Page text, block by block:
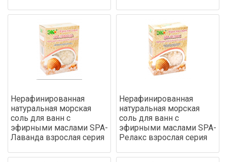
Нерафинированная
натуральная морская
соль для ванн с
эфирными маслами SPA-
Лаванда взрослая серия
Нерафинированная
натуральная морская
соль для ванн с
эфирными маслами SPA-
Релакс взрослая серия